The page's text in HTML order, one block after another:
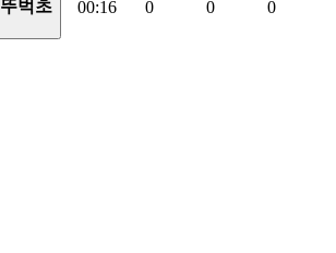
뚜벅초 00:16 0 0 0